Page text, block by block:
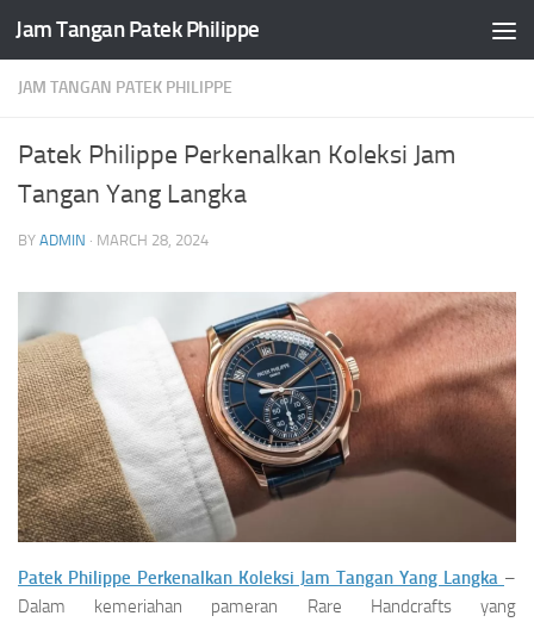
Skip to content
Jam Tangan Patek Philippe
JAM TANGAN PATEK PHILIPPE
Patek Philippe Perkenalkan Koleksi Jam
Tangan Yang Langka
BY ADMIN · MARCH 28, 2024
Patek Philippe Perkenalkan Koleksi Jam Tangan Yang Langka –
Dalam kemeriahan pameran Rare Handcrafts yang